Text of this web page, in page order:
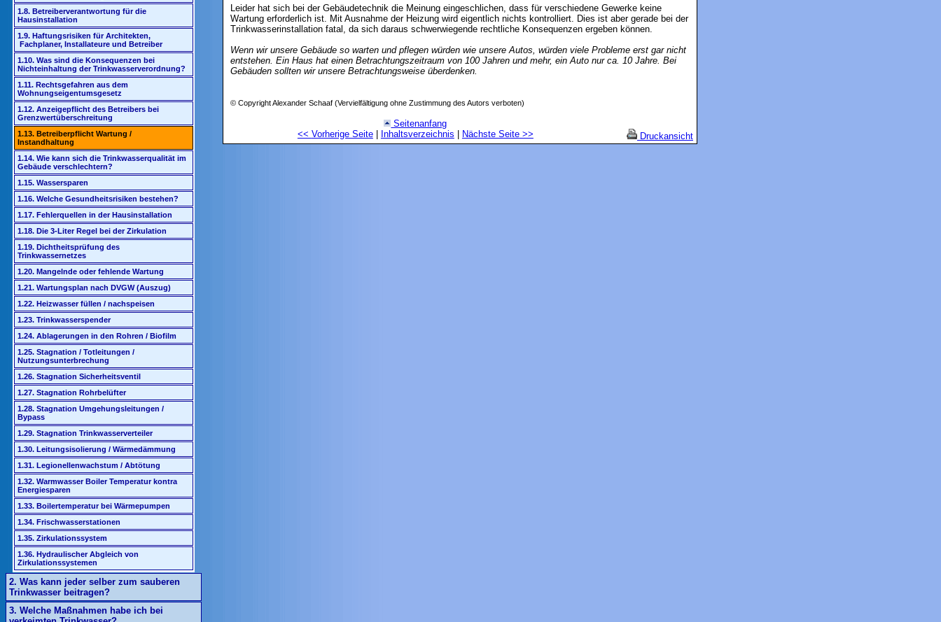
1.8. Betreiberverantwortung für die
Hausinstallation
1.9. Haftungsrisiken für Architekten,
Fachplaner, Installateure und Betreiber
1.10. Was sind die Konsequenzen bei
Nichteinhaltung der Trinkwasserverordnung?
1.11. Rechtsgefahren aus dem
Wohnungseigentumsgesetz
1.12. Anzeigepflicht des Betreibers bei
Grenzwertüberschreitung
1.13. Betreiberpflicht Wartung /
Instandhaltung
1.14. Wie kann sich die Trinkwasserqualität im
Gebäude verschlechtern?
1.15. Wassersparen
1.16. Welche Gesundheitsrisiken bestehen?
1.17. Fehlerquellen in der Hausinstallation
1.18. Die 3-Liter Regel bei der Zirkulation
1.19. Dichtheitsprüfung des
Trinkwassernetzes
1.20. Mangelnde oder fehlende Wartung
1.21. Wartungsplan nach DVGW (Auszug)
1.22. Heizwasser füllen / nachspeisen
1.23. Trinkwasserspender
1.24. Ablagerungen in den Rohren / Biofilm
1.25. Stagnation / Totleitungen /
Nutzungsunterbrechung
1.26. Stagnation Sicherheitsventil
1.27. Stagnation Rohrbelüfter
1.28. Stagnation Umgehungsleitungen /
Bypass
1.29. Stagnation Trinkwasserverteiler
1.30. Leitungsisolierung / Wärmedämmung
1.31. Legionellenwachstum / Abtötung
1.32. Warmwasser Boiler Temperatur kontra
Energiesparen
1.33. Boilertemperatur bei Wärmepumpen
1.34. Frischwasserstationen
1.35. Zirkulationssystem
1.36. Hydraulischer Abgleich von
Zirkulationssystemen
2. Was kann jeder selber zum sauberen
Trinkwasser beitragen?
3. Welche Maßnahmen habe ich bei
Leider hat sich bei der Gebäudetechnik die Meinung eingeschlichen, dass für verschiedene Gewerke keine
Wartung erforderlich ist. Mit Ausnahme der Heizung wird eigentlich nichts kontrolliert. Dies ist aber gerade bei der
Trinkwasserinstallation fatal, da sich daraus schwerwiegende rechtliche Konsequenzen ergeben können.
Wenn wir unsere Gebäude so warten und pflegen würden wie unsere Autos, würden viele Probleme erst gar nicht
entstehen. Ein Haus hat einen Betrachtungszeitraum von 100 Jahren und mehr, ein Auto nur ca. 10 Jahre. Bei
Gebäuden sollten wir unsere Betrachtungsweise überdenken.
© Copyright Alexander Schaaf (Vervielfältigung ohne Zustimmung des Autors verboten)
Seitenanfang
<< Vorherige Seite| Inhaltsverzeichnis | Nächste Seite>> Druckansicht